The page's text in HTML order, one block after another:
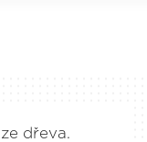
dřeva.